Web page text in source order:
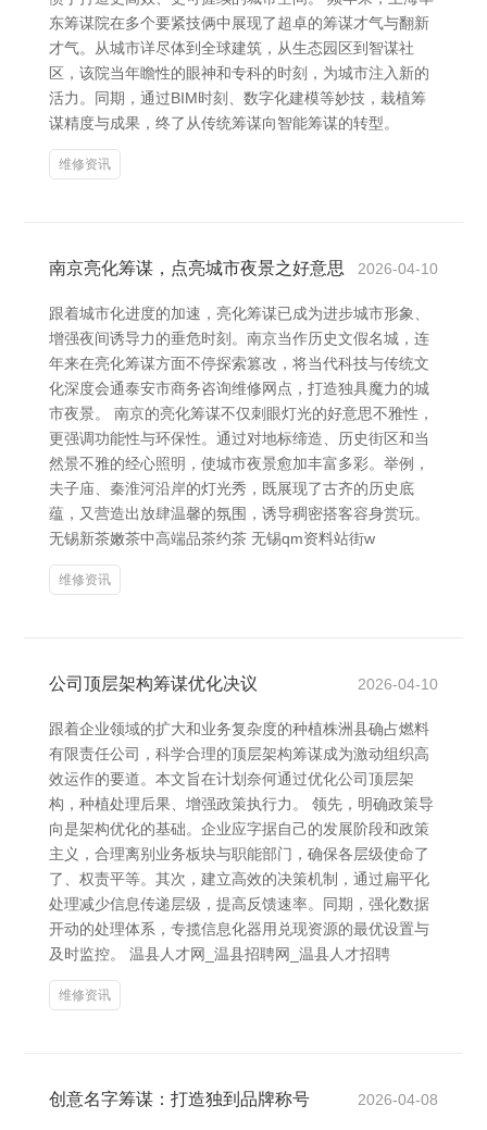
东筹谋院在多个要紧技俩中展现了超卓的筹谋才气与翻新
才气。从城市详尽体到全球建筑，从生态园区到智谋社
区，该院当年瞻性的眼神和专科的时刻，为城市注入新的
活力。同期，通过BIM时刻、数字化建模等妙技，栽植筹
谋精度与成果，终了从传统筹谋向智能筹谋的转型。
维修资讯
南京亮化筹谋，点亮城市夜景之好意思 2026-04-10
跟着城市化进度的加速，亮化筹谋已成为进步城市形象、
增强夜间诱导力的垂危时刻。南京当作历史文假名城，连
年来在亮化筹谋方面不停探索篡改，将当代科技与传统文
化深度会通泰安市商务咨询维修网点，打造独具魔力的城
市夜景。 南京的亮化筹谋不仅刺眼灯光的好意思不雅性，
更强调功能性与环保性。通过对地标缔造、历史街区和当
然景不雅的经心照明，使城市夜景愈加丰富多彩。举例，
夫子庙、秦淮河沿岸的灯光秀，既展现了古齐的历史底
蕴，又营造出放肆温馨的氛围，诱导稠密搭客容身赏玩。
无锡新茶嫩茶中高端品茶约茶 无锡qm资料站街w
维修资讯
公司顶层架构筹谋优化决议 2026-04-10
跟着企业领域的扩大和业务复杂度的种植株洲县确占燃料
有限责任公司，科学合理的顶层架构筹谋成为激动组织高
效运作的要道。本文旨在计划奈何通过优化公司顶层架
构，种植处理后果、增强政策执行力。 领先，明确政策导
向是架构优化的基础。企业应字据自己的发展阶段和政策
主义，合理离别业务板块与职能部门，确保各层级使命了
了、权责平等。其次，建立高效的决策机制，通过扁平化
处理减少信息传递层级，提高反馈速率。同期，强化数据
开动的处理体系，专揽信息化器用兑现资源的最优设置与
及时监控。 温县人才网_温县招聘网_温县人才招聘
维修资讯
创意名字筹谋：打造独到品牌称号 2026-04-08